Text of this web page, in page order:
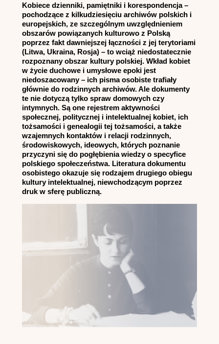
Kobiece dzienniki, pamiętniki i korespondencja –
pochodzące z kilkudziesięciu archiwów polskich i
europejskich, ze szczególnym uwzględnieniem
obszarów powiązanych kulturowo z Polską
poprzez fakt dawniejszej łączności z jej terytoriami
(Litwa, Ukraina, Rosja) – to wciąż niedostatecznie
rozpoznany obszar kultury polskiej. Wkład kobiet
w życie duchowe i umysłowe epoki jest
niedoszacowany – ich pisma osobiste trafiały
głównie do rodzinnych archiwów. Ale dokumenty
te nie dotyczą tylko spraw domowych czy
intymnych. Są one rejestrem aktywności
społecznej, politycznej i intelektualnej kobiet, ich
tożsamości i genealogii tej tożsamości, a także
wzajemnych kontaktów i relacji rodzinnych,
środowiskowych, ideowych, których poznanie
przyczyni się do pogłębienia wiedzy o specyfice
polskiego społeczeństwa. Literatura dokumentu
osobistego okazuje się rodzajem drugiego obiegu
kultury intelektualnej, niewchodzącym poprzez
druk w sferę publiczną.